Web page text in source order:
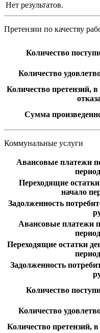
Нет результатов.
Претензии по качеству
Количество
Количество
Количество претензий,
Сумма
Коммунальные услуги
Авансовые платежи
Переходящие
начало
Задолженность
Авансовые платежи
Переходящие остатки
Задолженность
Количество
Количество
Количество претензий,